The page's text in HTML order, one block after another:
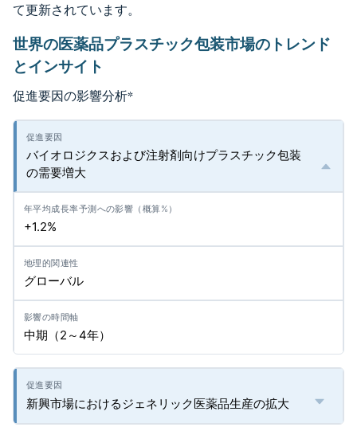
て更新されています。
世界の医薬品プラスチック包装市場のトレンド
とインサイト
促進要因の影響分析*
バイオロジクスおよび注射剤向けプラスチック包装
の需要増大
+1.2%
グローバル
中期（2～4年）
新興市場におけるジェネリック医薬品生産の拡大